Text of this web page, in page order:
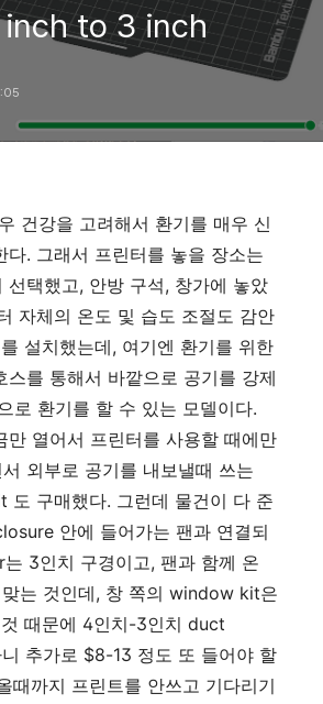
to 3 inch
건강을 고려해서 환기를 매우 신
다. 그래서 프린터를 놓을 장소는
선택했고, 안방 구석, 창가에 놓았
자체의 온도 및 습도 조절도 감안
설치했는데, 여기엔 환기를 위한
스를 통해서 바깥으로 공기를 강제
로 환기를 할 수 있는 모델이다.
만 열어서 프린터를 사용할 때에만
외부로 공기를 내보낼때 쓰는
구매했다. 그런데 물건이 다 준
안에 들어가는 팬과 연결되
3인치 구경이고, 팬과 함께 온
는 것인데, 창 쪽의 window kit은
때문에 4인치-3인치 duct
추가로 $8-13 정도 또 들어야 할
때까지 프린트를 안쓰고 기다리기